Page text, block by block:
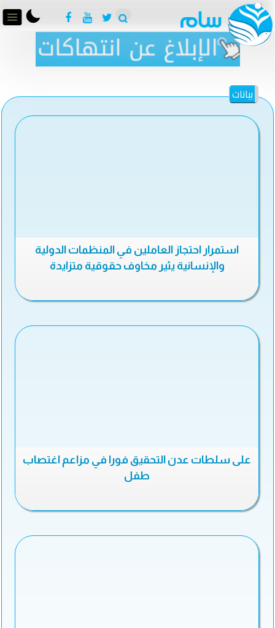
بيانات
استمرار احتجاز العاملين في المنظمات الدولية
والإنسانية يثير مخاوف حقوقية متزايدة
على سلطات عدن التحقيق فورا في مزاعم اغتصاب
طفل